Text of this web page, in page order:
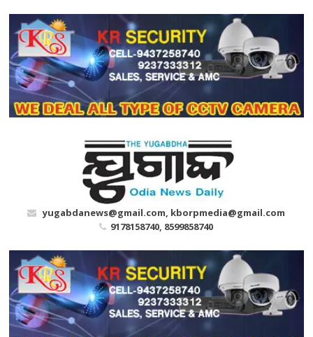
content
yugabdanews@gmail.com, kborpmedia@gmail.com
9178158740, 8599858740